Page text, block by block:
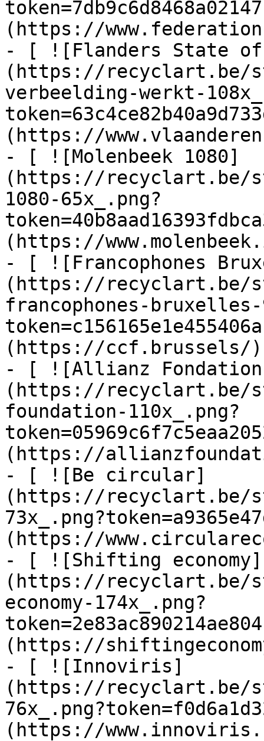
(https://
- [ ![Flanders State
(https://recyclart.be/
verbeelding-werkt-
(https://
- [ ![Molenbeek 1080]
(https://recyclart.be/
1080-65x_.png?
(https://
- [ ![Francophones
(https://recyclart.be/
francophones-bruxelles-
(https://ccf.brussels/)
- [ ![Allianz
(https://recyclart.be/
foundation-110x_.png?
(https://
- [ ![Be circular]
(https://recyclart.be/
(https://
- [ ![Shifting economy]
(https://recyclart.be/
economy-174x_.png?
(https://
- [ ![Innoviris]
(https://recyclart.be/
(https://